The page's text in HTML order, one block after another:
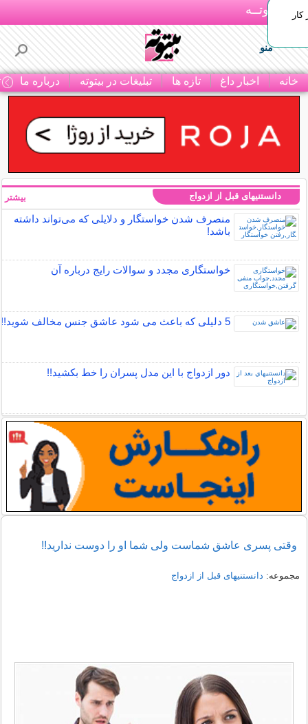
بـیتوتــه
منو
خانه اخبار داغ تازه ها تبلیغات در بیتوته درباره ما
دانستنیهای قبل از ازدواج
منصرف شدن خواستگار و دلایلی که می‌تواند داشته
باشد!
خواستگاری مجدد و سوالات رایج درباره آن
5 دلیلی که باعث می شود عاشق جنس مخالف شوید!!
دور ازدواج با این مدل پسران را خط بکشید!!
بیشتر
وقتی پسری عاشق شماست ولی شما او را دوست ندارید!!
مجموعه: دانستنیهای قبل از ازدواج